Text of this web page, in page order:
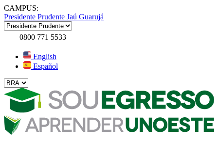
CAMPUS:
Presidente Prudente Jaú Guarujá
0800 771 5533
English
Español